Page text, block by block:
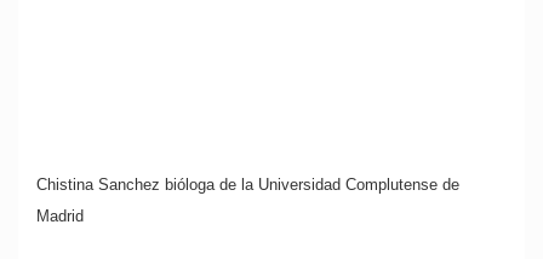
Chistina Sanchez bióloga de la Universidad Complutense de
Madrid